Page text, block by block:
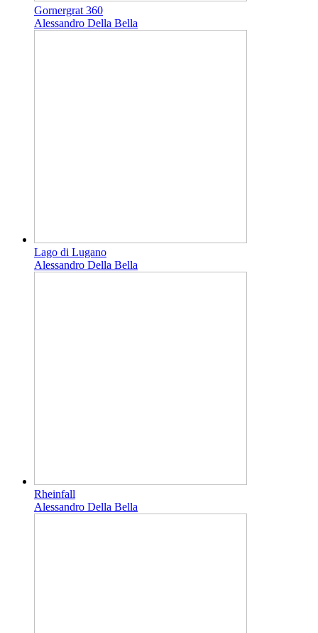
Gornergrat 360
Alessandro Della Bella
Lago di Lugano
Alessandro Della Bella
Rheinfall
Alessandro Della Bella